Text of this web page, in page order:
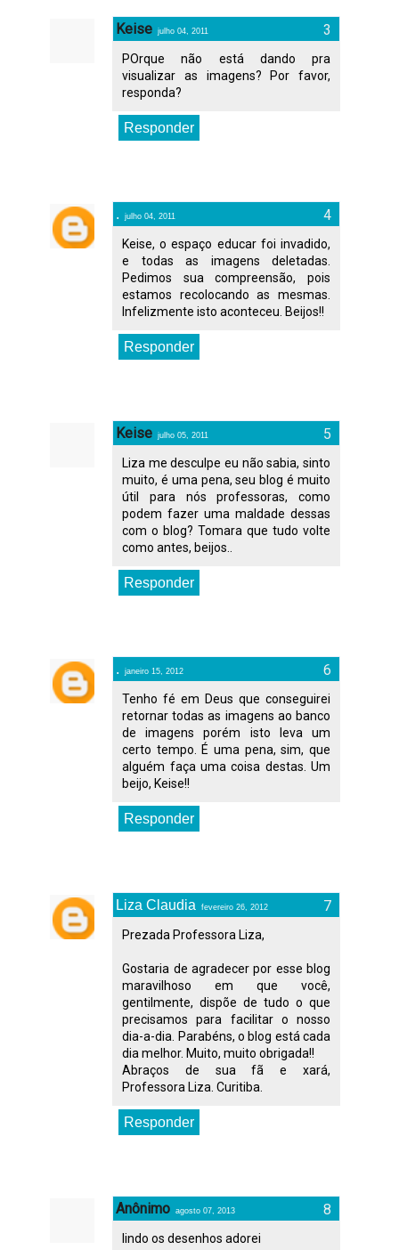
Keise julho 04, 2011
POrque não está dando pra
visualizar as imagens? Por favor,
responda?
Responder
. julho 04, 2011
Keise, o espaço educar foi invadido,
e todas as imagens deletadas.
Pedimos sua compreensão, pois
estamos recolocando as mesmas.
Infelizmente isto aconteceu. Beijos!!
Responder
Keise julho 05, 2011
Liza me desculpe eu não sabia, sinto
muito, é uma pena, seu blog é muito
útil para nós professoras, como
podem fazer uma maldade dessas
com o blog? Tomara que tudo volte
como antes, beijos..
Responder
. janeiro 15, 2012
Tenho fé em Deus que conseguirei
retornar todas as imagens ao banco
de imagens porém isto leva um
certo tempo. É uma pena, sim, que
alguém faça uma coisa destas. Um
beijo, Keise!!
Responder
Liza Claudia fevereiro 26, 2012
Prezada Professora Liza,
Gostaria de agradecer por esse blog
maravilhoso em que você,
gentilmente, dispõe de tudo o que
precisamos para facilitar o nosso
dia-a-dia. Parabéns, o blog está cada
dia melhor. Muito, muito obrigada!!
Abraços de sua fã e xará,
Professora Liza. Curitiba.
Responder
Anônimo agosto 07, 2013
lindo os desenhos adorei